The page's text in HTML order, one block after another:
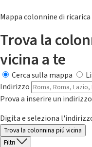
Mappa colonnine di
Trova la
vicina a te
Cerca sulla mappa
Indirizzo
Prova a inserire un
Digita e seleziona
Trova la colonnina piú vicina
Filtri